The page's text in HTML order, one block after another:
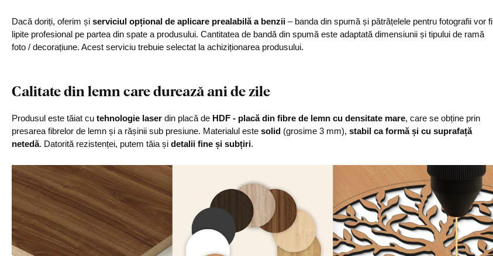
Dacă doriți, oferim și serviciul opțional de aplicare prealabilă a benzii – banda din spumă și pătrățelele pentru fotografii vor fi
lipite profesional pe partea din spate a produsului. Cantitatea de bandă din spumă este adaptată dimensiunii și tipului de ramă
foto / decorațiune. Acest serviciu trebuie selectat la achiziționarea produsului.
Calitate din lemn care durează ani de zile
Produsul este tăiat cu tehnologie laser din placă de HDF - placă din fibre de lemn cu densitate mare, care se obține prin
presarea fibrelor de lemn și a rășinii sub presiune. Materialul este solid (grosime 3 mm), stabil ca formă și cu suprafață
netedă. Datorită rezistenței, putem tăia și detalii fine și subțiri.